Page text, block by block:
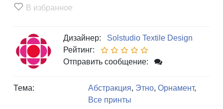
В избранное
Дизайнер:
Solstudio Textile Design
Рейтинг:
Отправить сообщение:
Тема: Абстракция, Этно, Орнамент,
Все принты